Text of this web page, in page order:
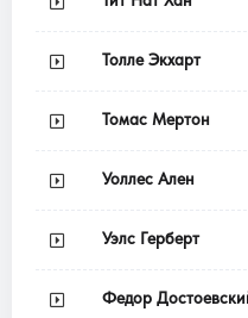
Толле Экхарт
Томас Мертон
Уоллес Ален
Уэлс Герберт
Федор